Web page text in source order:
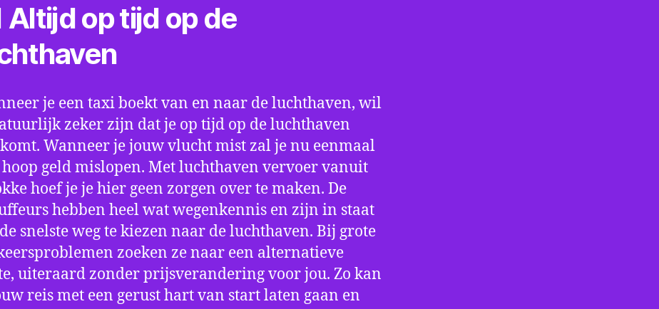
Altijd op tijd op de
je een taxi boekt van en naar de luchthaven, wil
zeker zijn dat je op tijd op de luchthaven
Wanneer je jouw vlucht mist zal je nu eenmaal
hoop geld mislopen. Met luchthaven vervoer vanuit
hoef je je hier geen zorgen over te maken. De
hebben heel wat wegenkennis en zijn in staat
snelste weg te kiezen naar de luchthaven. Bij grote
zoeken ze naar een alternatieve
uiteraard zonder prijsverandering voor jou. Zo kan
reis met een gerust hart van start laten gaan en